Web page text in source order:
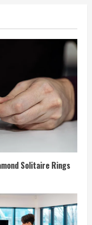
Solitaire Rings